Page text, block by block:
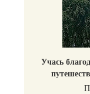
Учась